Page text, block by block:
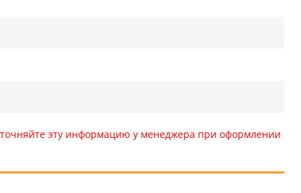
эту информацию у менеджера при оформлении